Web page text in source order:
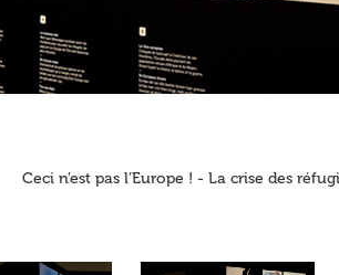
Ceci n’est pas l’Europe ! - La crise des